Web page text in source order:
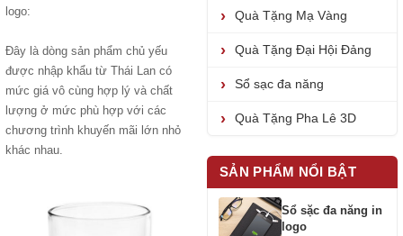
logo:
Đây là dòng sản phẩm chủ yếu
được nhập khẩu từ Thái Lan có
mức giá vô cùng hợp lý và chất
lượng ở mức phù hợp với các
chương trình khuyến mãi lớn nhỏ
khác nhau.
Quà Tặng Mạ Vàng
Quà Tặng Đại Hội Đảng
Sổ sạc đa năng
Quà Tặng Pha Lê 3D
SẢN PHẨM NỔI BẬT
Sổ sặc đa năng in
logo